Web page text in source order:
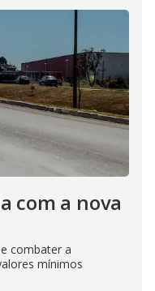
com a nova
combater a
mínimos